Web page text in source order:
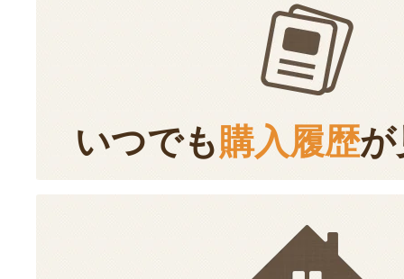
いつでも購入履歴が